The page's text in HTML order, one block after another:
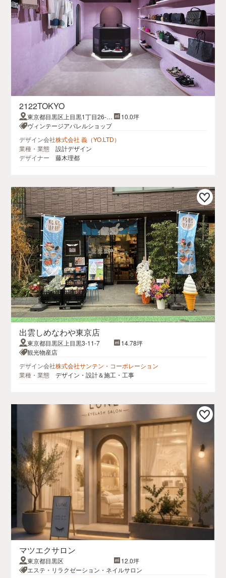
2122TOKYO
東京都目黒区上目黒1丁目26-1
アトラスタワー2F
10.0坪
ヴィンテージアパレルショップ
デザイン会社株式会社 義（YO.LTD）
業種・業態
設計デザイン
デザイナー
藤木理都
出雲しめなわや東京店
東京都目黒区上目黒3-11-7
14.78坪
観光物産店
デザイン会社株式会社サンテン・コーポレーション
業種・業態
デザイン・設計＆施工・工事
マツエクサロン
東京都目黒区
12.0坪
エステ・リラクゼーション・ネイルサロン